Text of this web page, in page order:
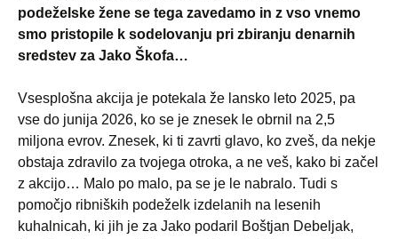
podeželske žene se tega zavedamo in z vso vnemo
smo pristopile k sodelovanju pri zbiranju denarnih
sredstev za Jako Škofa…
Vsesplošna akcija je potekala že lansko leto 2025, pa
vse do junija 2026, ko se je znesek le obrnil na 2,5
miljona evrov. Znesek, ki ti zavrti glavo, ko zveš, da nekje
obstaja zdravilo za tvojega otroka, a ne veš, kako bi začel
z akcijo… Malo po malo, pa se je le nabralo. Tudi s
pomočjo ribniških podeželk izdelanih na lesenih
kuhalnicah, ki jih je za Jako podaril Boštjan Debeljak,